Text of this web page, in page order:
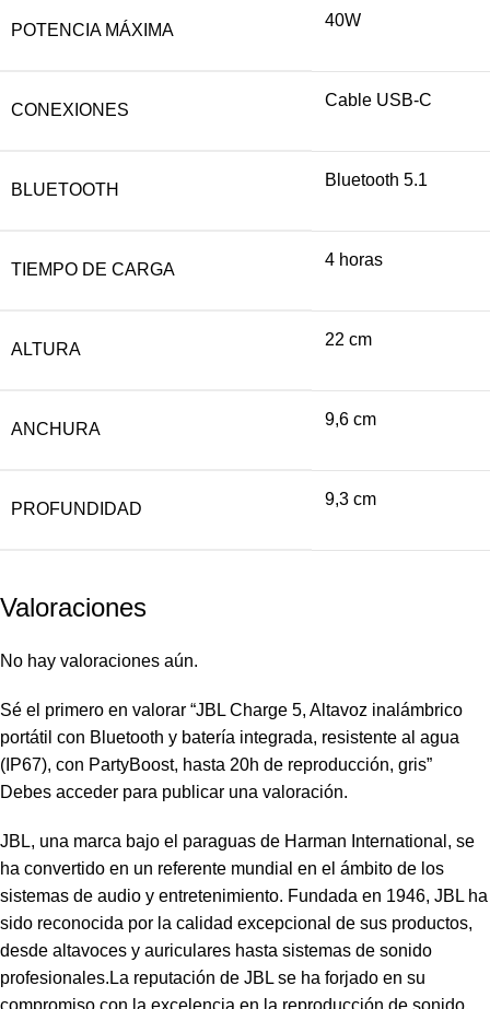
POTENCIA MÁXIMA
40W
CONEXIONES
Cable USB-C
BLUETOOTH
Bluetooth 5.1
TIEMPO DE CARGA
4 horas
ALTURA
22 cm
ANCHURA
9,6 cm
PROFUNDIDAD
9,3 cm
Valoraciones
No hay valoraciones aún.
Sé el primero en valorar “JBL Charge 5, Altavoz inalámbrico
portátil con Bluetooth y batería integrada, resistente al agua
(IP67), con PartyBoost, hasta 20h de reproducción, gris”
Debes acceder para publicar una valoración.
JBL, una marca bajo el paraguas de Harman International, se
ha convertido en un referente mundial en el ámbito de los
sistemas de audio y entretenimiento. Fundada en 1946, JBL ha
sido reconocida por la calidad excepcional de sus productos,
desde altavoces y auriculares hasta sistemas de sonido
profesionales.La reputación de JBL se ha forjado en su
compromiso con la excelencia en la reproducción de sonido.